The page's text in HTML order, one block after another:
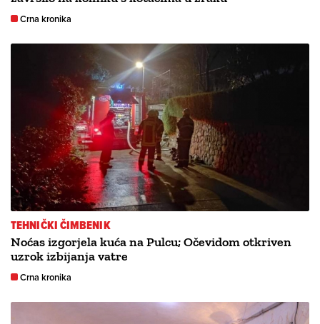
Crna kronika
TEHNIČKI ČIMBENIK
Noćas izgorjela kuća na Pulcu; Očevidom otkriven
uzrok izbijanja vatre
Crna kronika